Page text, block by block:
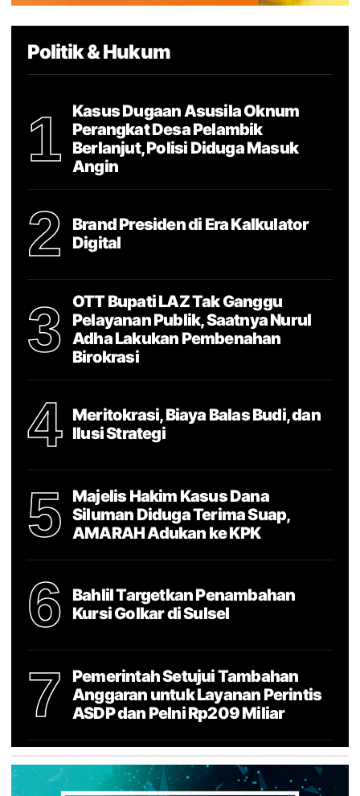
Politik & Hukum
1
Kasus Dugaan Asusila Oknum
Perangkat Desa Pelambik
Berlanjut, Polisi Diduga Masuk
Angin
2
Brand Presiden di Era Kalkulator
Digital
3
OTT Bupati LAZ Tak Ganggu
Pelayanan Publik, Saatnya Nurul
Adha Lakukan Pembenahan
Birokrasi
4
Meritokrasi, Biaya Balas Budi, dan
Ilusi Strategi
5
Majelis Hakim Kasus Dana
Siluman Diduga Terima Suap,
AMARAH Adukan ke KPK
6
Bahlil Targetkan Penambahan
Kursi Golkar di Sulsel
7
Pemerintah Setujui Tambahan
Anggaran untuk Layanan Perintis
ASDP dan Pelni Rp209 Miliar